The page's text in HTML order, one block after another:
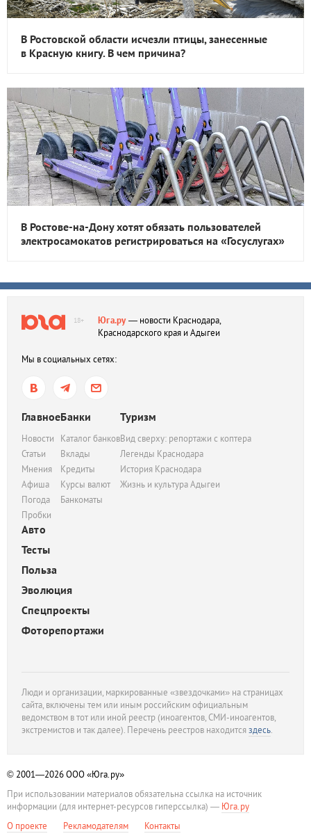
В Ростовской области исчезли птицы, занесенные
в Красную книгу. В чем причина?
В Ростове-на-Дону хотят обязать пользователей
электросамокатов регистрироваться на «Госуслугах»
18+ Юга.ру— новости Краснодара,
Краснодарского края и Адыгеи
Мы в социальных сетях:
Главное
Новости
Статьи
Мнения
Афиша
Погода
Пробки
Банки
Каталог банков
Вклады
Кредиты
Курсы валют
Банкоматы
Туризм
Вид сверху: репортажи с коптера
Легенды Краснодара
История Краснодара
Жизнь и культура Адыгеи
Авто
Тесты
Польза
Эволюция
Спецпроекты
Фоторепортажи
Люди и организации, маркированные «звездочками» на страницах
сайта, включены тем или иным российским официальным
ведомством в тот или иной реестр (иноагентов, СМИ-иноагентов,
экстремистов и так далее). Перечень реестров находитсяздесь.
© 2001—2026ООО «Юга.ру»
При использовании материалов обязательна ссылка на источник
информации (для интернет-ресурсов гиперссылка) — Юга.ру
О проекте
Рекламодателям Контакты